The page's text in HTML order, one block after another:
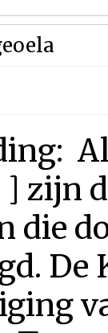
zijn
die
De